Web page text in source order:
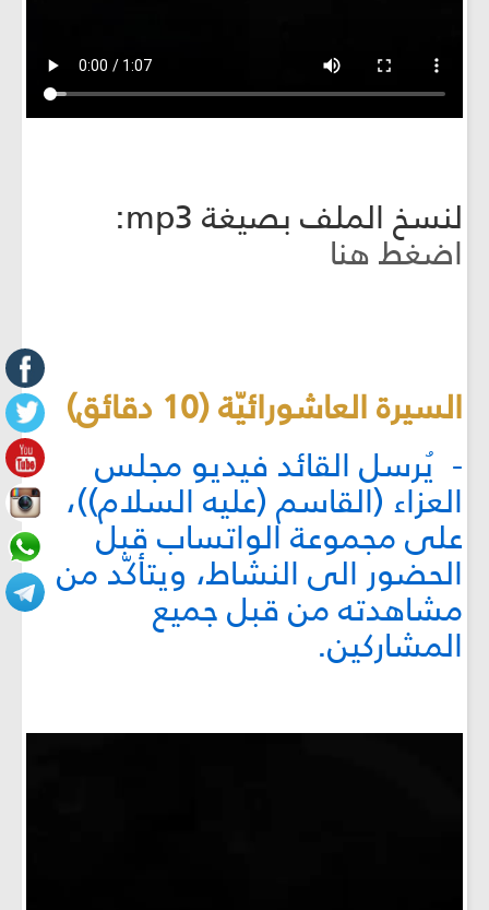
لنسخ الملف بصيغة mp3:
اضغط هنا
السيرة العاشورائيّة (10 دقائق)
- يُرسل القائد فيديو مجلس
العزاء (القاسم (عليه السلام))،
على مجموعة الواتساب قبل
الحضور الى النشاط، ويتأكّد من
مشاهدته من قبل جميع
المشاركين.